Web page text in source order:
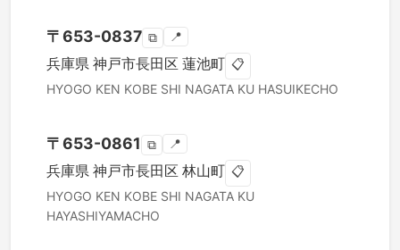
〒653-0837 ⧉ 📍
兵庫県 神戸市長田区 蓮池町 📋
HYOGO KEN KOBE SHI NAGATA KU HASUIKECHO
〒653-0861 ⧉ 📍
兵庫県 神戸市長田区 林山町 📋
HYOGO KEN KOBE SHI NAGATA KU
HAYASHIYAMACHO